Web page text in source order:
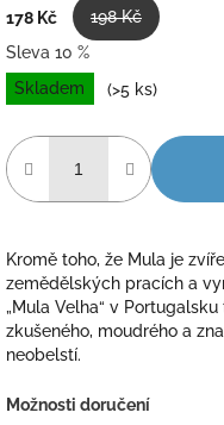
178 Kč
198 Kč
Sleva 10 %
Měrná
cena:
Skladem (>5 ks)
Kromě toho, že Mula je
zemědělských pracích a
„Mula Velha“ v
zkušeného, moudrého a
neobelstí.
Možnosti doručení